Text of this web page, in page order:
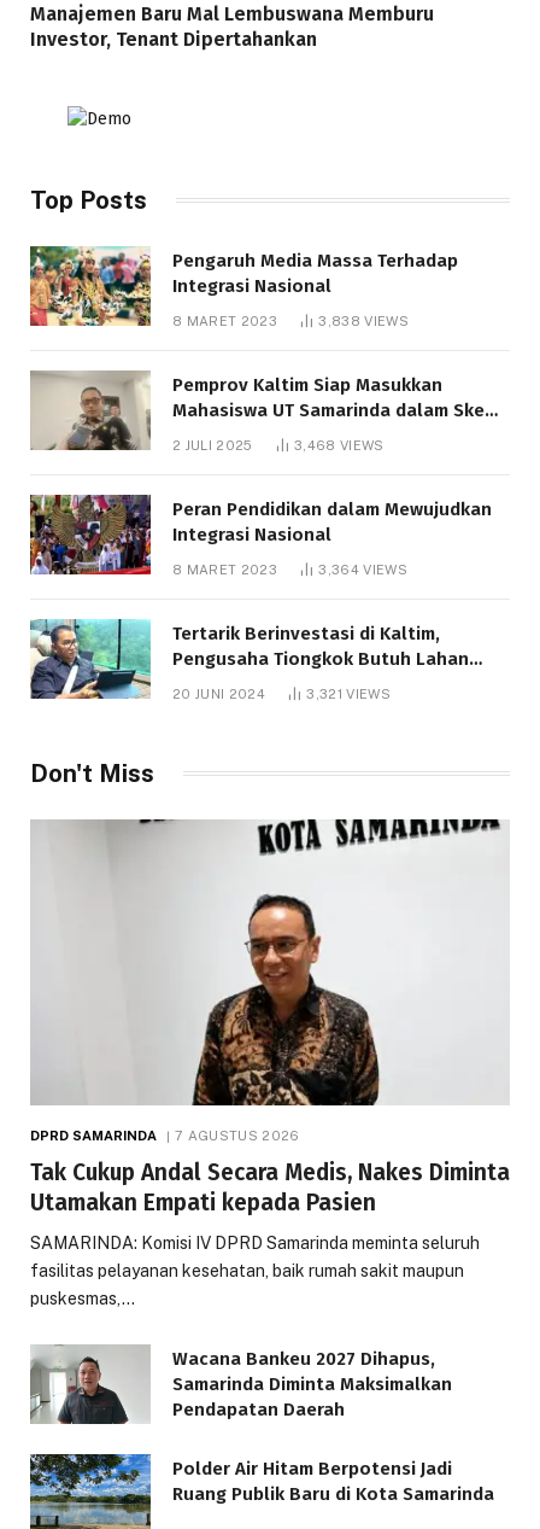
Manajemen Baru Mal Lembuswana Memburu
Investor, Tenant Dipertahankan
Top Posts
Pengaruh Media Massa Terhadap
Integrasi Nasional
8 MARET 2023 3,838VIEWS
Pemprov Kaltim Siap Masukkan
Mahasiswa UT Samarinda dalam Skema
Bantuan Pendidikan Gratispol
2 JULI 2025 3,468 VIEWS
Peran Pendidikan dalam Mewujudkan
Integrasi Nasional
8 MARET 2023 3,364VIEWS
Tertarik Berinvestasi di Kaltim,
Pengusaha Tiongkok Butuh Lahan
1.000 Hektare
20 JUNI 2024 3,321VIEWS
Don't Miss
DPRD SAMARINDA 7 AGUSTUS 2026
Tak Cukup Andal Secara Medis, Nakes Diminta
Utamakan Empati kepada Pasien
SAMARINDA: Komisi IV DPRD Samarinda meminta seluruh
fasilitas pelayanan kesehatan, baik rumah sakit maupun
puskesmas,…
Wacana Bankeu 2027 Dihapus,
Samarinda Diminta Maksimalkan
Pendapatan Daerah
Polder Air Hitam Berpotensi Jadi
Ruang Publik Baru di Kota Samarinda